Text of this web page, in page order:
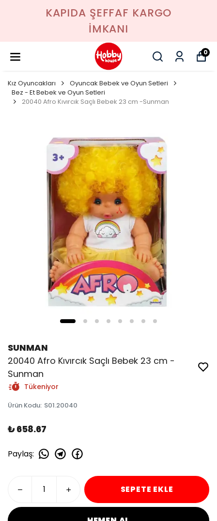
KAPIDA ŞEFFAF KARGO
İMKANI
0
Kız Oyuncakları
Oyuncak Bebek ve Oyun Setleri
Bez - Et Bebek ve Oyun Setleri
20040 Afro Kıvırcık Saçlı Bebek 23 cm -Sunman
SUNMAN
20040 Afro Kıvırcık Saçlı Bebek 23 cm -
Sunman
Tükeniyor
Ürün Kodu: S01.20040
₺ 658.67
Paylaş:
SEPETE EKLE